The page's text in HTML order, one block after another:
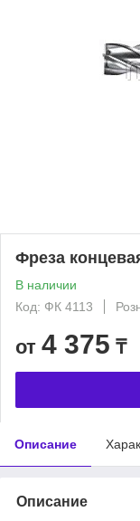
Фреза
В наличии
Код: ФК 4113
от 4 375 ₸
Описание
Описание